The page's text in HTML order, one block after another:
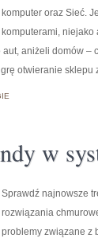
komputer oraz Sieć.
komputerami,
aniżeli domów –
otwieranie sklepu
w
Sprawdź najnowsze
rozwiązania
problemy związane z